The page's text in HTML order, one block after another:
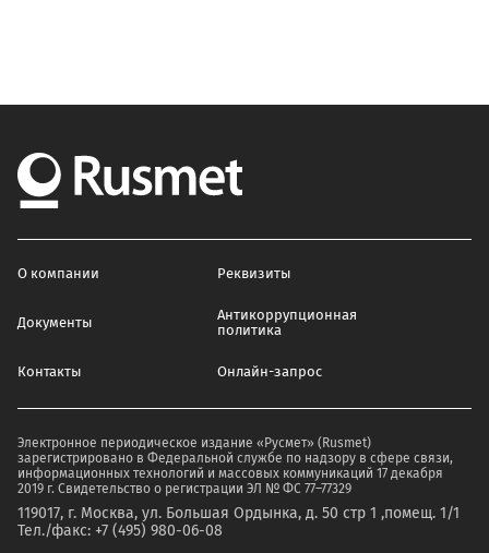
О компании Реквизиты
Документы
Антикоррупционная
политика
Контакты Онлайн-запрос
Электронное периодическое издание «Русмет» (Rusmet)
зарегистрировано в Федеральной службе по надзору в сфере связи,
информационных технологий и массовых коммуникаций 17 декабря
2019 г. Свидетельство о регистрации ЭЛ № ФС 77–77329
119017, г. Москва, ул. Большая Ордынка, д. 50 стр 1 ,помещ. 1/1
Тел./факс: +7 (495) 980-06-08